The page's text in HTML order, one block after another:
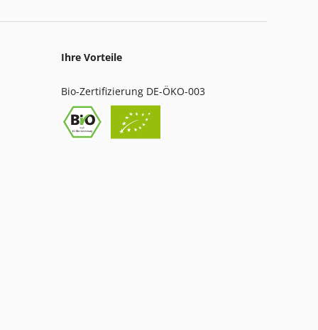
Ihre Vorteile
Bio-Zertifizierung DE-ÖKO-003